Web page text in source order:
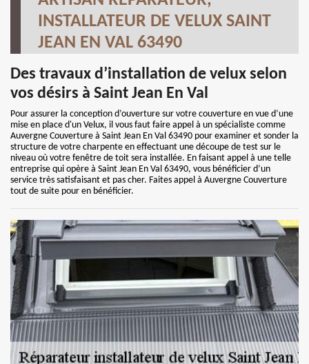
INSTALLATEUR DE VELUX SAINT
JEAN EN VAL 63490
Des travaux d’installation de velux selon
vos désirs à Saint Jean En Val
Pour assurer la conception d’ouverture sur votre couverture en vue d’une
mise en place d'un Velux, il vous faut faire appel à un spécialiste comme
Auvergne Couverture à Saint Jean En Val 63490 pour examiner et sonder la
structure de votre charpente en effectuant une découpe de test sur le
niveau où votre fenêtre de toit sera installée. En faisant appel à une telle
entreprise qui opère à Saint Jean En Val 63490, vous bénéficier d’un
service très satisfaisant et pas cher. Faites appel à Auvergne Couverture
tout de suite pour en bénéficier.